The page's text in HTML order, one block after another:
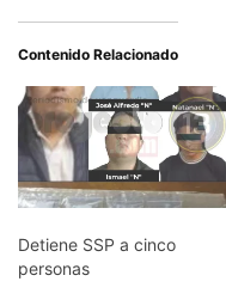
Contenido Relacionado
Detiene SSP a cinco
personas